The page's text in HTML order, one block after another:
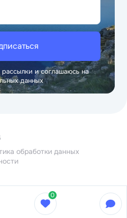
и соглашаюсь на
данных
обработки данных
0